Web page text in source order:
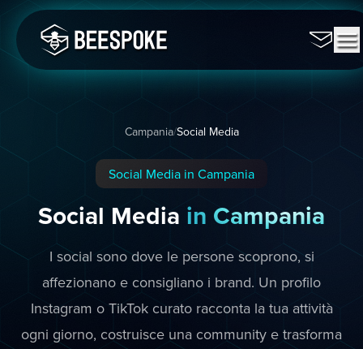
Campania/Social Media
Social Media in Campania
Social Media in Campania
I social sono dove le persone scoprono, si
affezionano e consigliano i brand. Un profilo
Instagram o TikTok curato racconta la tua attività
ogni giorno, costruisce una community e trasforma